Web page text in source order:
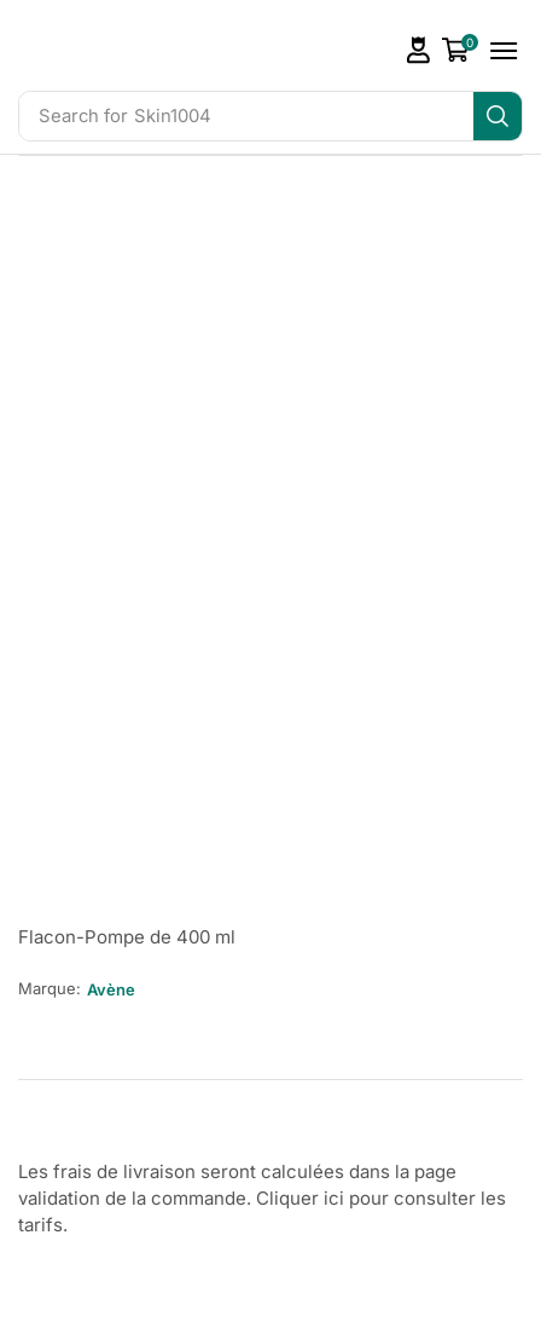
Search for Skin1004
0
Flacon-Pompe de 400 ml
Marque: Avène
Les frais de livraison seront calculées dans la page
validation de la commande. Cliquer ici pour consulter les
tarifs.